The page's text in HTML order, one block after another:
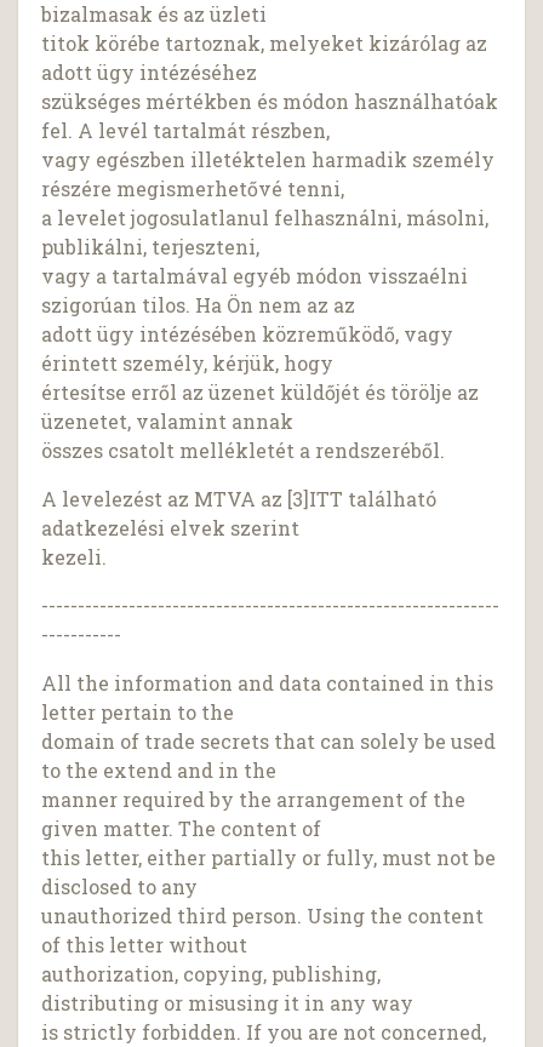
bizalmasak és az üzleti
titok körébe tartoznak, melyeket kizárólag az
adott ügy intézéséhez
szükséges mértékben és módon használhatóak
fel. A levél tartalmát részben,
vagy egészben illetéktelen harmadik személy
részére megismerhetővé tenni,
a levelet jogosulatlanul felhasználni, másolni,
publikálni, terjeszteni,
vagy a tartalmával egyéb módon visszaélni
szigorúan tilos. Ha Ön nem az az
adott ügy intézésében közreműködő, vagy
érintett személy, kérjük, hogy
értesítse erről az üzenet küldőjét és törölje az
üzenetet, valamint annak
összes csatolt mellékletét a rendszeréből.
A levelezést az MTVA az [3]ITT található
adatkezelési elvek szerint
kezeli.
---------------------------------------------------------------
-----------
All the information and data contained in this
letter pertain to the
domain of trade secrets that can solely be used
to the extend and in the
manner required by the arrangement of the
given matter. The content of
this letter, either partially or fully, must not be
disclosed to any
unauthorized third person. Using the content
of this letter without
authorization, copying, publishing,
distributing or misusing it in any way
is strictly forbidden. If you are not concerned,